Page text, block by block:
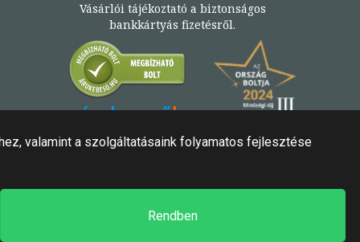
Vásárlói tájékoztató a biztonságos
bankkártyás fizetésről.
Könyv az Árukeresőn